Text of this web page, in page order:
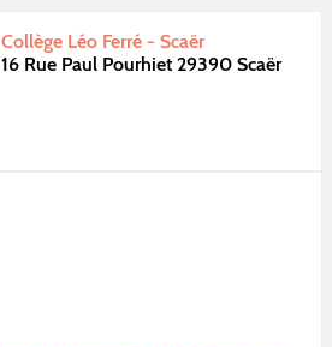
Collège Léo Ferré - Scaër
16 Rue Paul Pourhiet 29390 Scaër